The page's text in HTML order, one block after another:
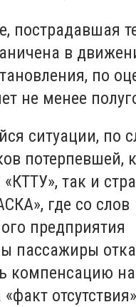
пострадавшая
в
по
не менее
ситуации, по
потерпевшей,
так и
где со слов
предприятия
пассажиры
компенсацию на